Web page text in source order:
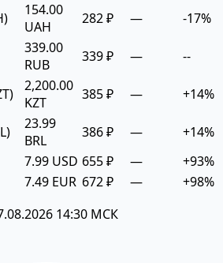
154.00
UAH
282 ₽ — -17%
339.00
RUB
339 ₽ — --
2,200.00
KZT
385 ₽ — +14%
23.99
BRL
386 ₽ —
+14%
7.99 USD 655 ₽ —
+93%
7.49 EUR 672 ₽ —
+98%
14:30 МСК